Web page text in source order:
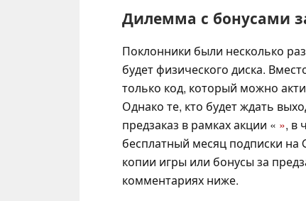
Дилемма с бонусами
Поклонники были несколько
будет физического диска.
только код, который можно
Однако те, кто будет ждать
предзаказ в рамках акции « », в
бесплатный месяц подписки на
копии игры или бонусы за
комментариях ниже.